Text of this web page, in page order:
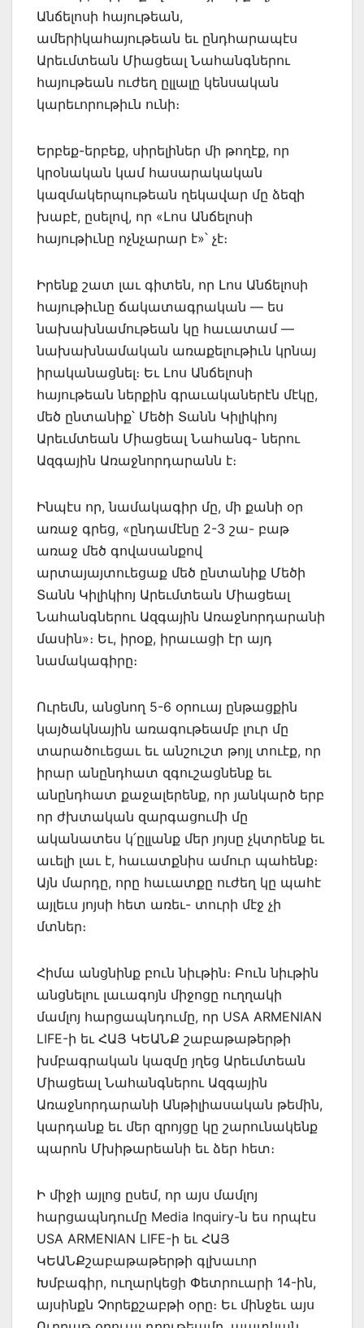
Անճելոսի հայութեան,
ամերիկահայութեան եւ ընդհարապէս
Արեւմտեան Միացեալ Նահանգներու
հայութեան ուժեղ ըլլալը կենսական
կարեւորութիւն ունի։
Երբեք-երբեք, սիրելիներ մի թողէք, որ
կրօնական կամ հասարակական
կազմակերպութեան ղեկավար մը ձեզի
խաբէ, ըսելով, որ «Լոս Անճելոսի
հայութիւնը ոչնչարար է»՝ չէ։
Իրենք շատ լաւ գիտեն, որ Լոս Անճելոսի
հայութիւնը ճակատագրական — ես
նախախնամութեան կը հաւատամ —
նախախնամական առաքելութիւն կրնայ
իրականացնել։ Եւ Լոս Անճելոսի
հայութեան ներքին գրաւականերէն մէկը,
մեծ ընտանիք՝ Մեծի Տանն Կիլիկիոյ
Արեւմտեան Միացեալ Նահանգ- ներու
Ազգային Առաջնորդարանն է։
Ինպէս որ, նամակագիր մը, մի քանի օր
առաջ գրեց, «ընդամէնը 2-3 շա- բաթ
առաջ մեծ գովասանքով
արտայայտուեցաք մեծ ընտանիք Մեծի
Տանն Կիլիկիոյ Արեւմտեան Միացեալ
Նահանգներու Ազգային Առաջնորդարանի
մասին»։ Եւ, իրօք, իրաւացի էր այդ
նամակագիրը։
Ուրեմն, անցնող 5-6 օրուայ ընթացքին
կայծակնային առագութեամբ լուր մը
տարածուեցաւ եւ անշուշտ թոյլ տուէք, որ
իրար անընդհատ զգուշացնենք եւ
անընդհատ քաջալերենք, որ յանկարծ երբ
որ ժխտական զարգացումի մը
ականատես կ՛ըլլանք մեր յոյսը չկտրենք եւ
աւելի լաւ է, հաւատքնիս ամուր պահենք։
Այն մարդը, որը հաւատքը ուժեղ կը պահէ
այլեւս յոյսի հետ առեւ- տուրի մէջ չի
մտներ։
Հիմա անցնինք բուն նիւթին։ Բուն նիւթին
անցնելու լաւագոյն միջոցը ուղղակի
մամլոյ հարցապնդումը, որ USA ARMENIAN
LIFE-ի եւ ՀԱՅ ԿԵԱՆՔ շաբաթաթերթի
խմբագրական կազմը յղեց Արեւմտեան
Միացեալ Նահանգներու Ազգային
Առաջնորդարանի Անթիլիասական թեմին,
կարդանք եւ մեր զրոյցը կը շարունակենք
պարոն Մխիթարեանի եւ ձեր հետ։
Ի միջի այլոց ըսեմ, որ այս մամլոյ
հարցապնդումը Media Inquiry-ն ես որպէս
USA ARMENIAN LIFE-ի եւ ՀԱՅ
ԿԵԱՆՔշաբաթաթերթի գլխաւոր
Խմբագիր, ուղարկեցի Փետրուարի 14-ին,
այսինքն Չորեքշաբթի օրը։ Եւ մինջեւ այս